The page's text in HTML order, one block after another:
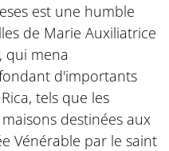
est une humble
de Marie Auxiliatrice
qui mena
d'importants
tels que les
destinées aux
Vénérable par le saint